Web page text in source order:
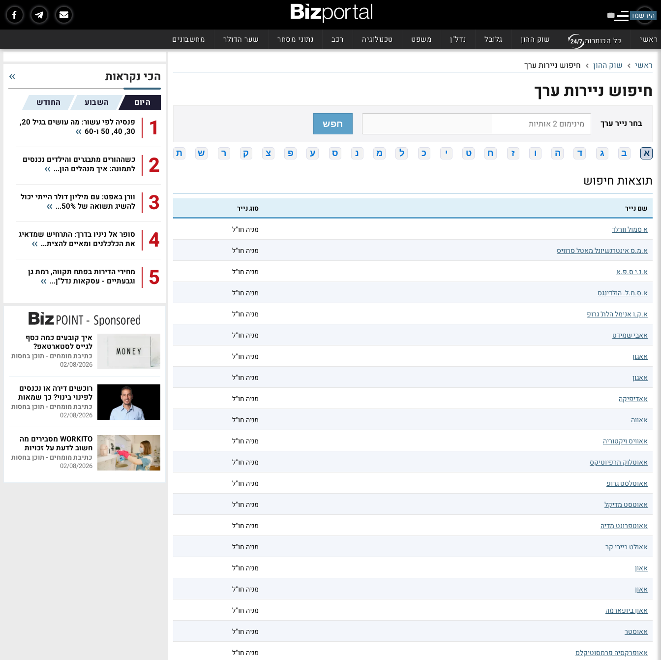
הירשמו
ראשי כל הכותרות שוק ההון גלובל נדל"ן משפט טכנולוגיה רכב נתוני מסחר שער הדולר מחשבונים
ראשי שוק ההון חיפוש ניירות ערך
חיפוש ניירות ערך
בחר נייר ערך חפש
א ב ג ד ה ו ז ח ט י כ ל מ נ ס ע פ צ ק ר ש ת
תוצאות חיפוש
שם נייר סוג נייר
א סמול וורלד מניה חו"ל
א.מ.ס אינטרנשיונל מאטל סרוויס מניה חו"ל
א.נ.י ס.פ.א מניה חו"ל
א.ס.מ.ל. הולדינגס מניה חו"ל
א.ק.ו אנימל הלת' גרופ מניה חו"ל
אאבי שמידט מניה חו"ל
אאגון מניה חו"ל
אאגון מניה חו"ל
אאדיפיקה מניה חו"ל
אאווה מניה חו"ל
אאוויס ויקטוריה מניה חו"ל
אאוטלוק תרפיוטיקס מניה חו"ל
אאוטלסט גרופ מניה חו"ל
אאוטסט מדיקל מניה חו"ל
אאוטפרונט מדיה מניה חו"ל
אאולט בייבי קר מניה חו"ל
אאון מניה חו"ל
אאון מניה חו"ל
אאון ביופארמה מניה חו"ל
אאוסטר מניה חו"ל
אאופרקסיה פרמסוטיקלס מניה חו"ל
הכי נקראות
היום השבוע החודש
1
פנסיה לפי עשור: מה עושים בגיל 20,
30, 40, 50 ו-60
2
כשההורים מתבגרים והילדים נכנסים
לתמונה: איך מנהלים הון...
3
וורן באפט: עם מיליון דולר הייתי יכול
להשיג תשואה של 50%...
4
סופר אל ניניו בדרך: התרחיש שמדאיג
את הכלכלנים ומאיים להצית...
5
מחירי הדירות בפתח תקווה, רמת גן
וגבעתיים - עסקאות נדל"ן...
איך קובעים כמה כסף
לגייס לסטארטאפ?
כתיבת מומחים - תוכן בחסות
02/08/2026
רוכשים דירה או נכנסים
לפינוי בינוי? כך שמאות
מקצועית יכולה לחסוך
לכם מאות אלפי שקלים
כתיבת מומחים - תוכן בחסות
02/08/2026
WORKITO מסבירים מה
חשוב לדעת על זכויות
עובדי משק בית
כתיבת מומחים - תוכן בחסות
02/08/2026